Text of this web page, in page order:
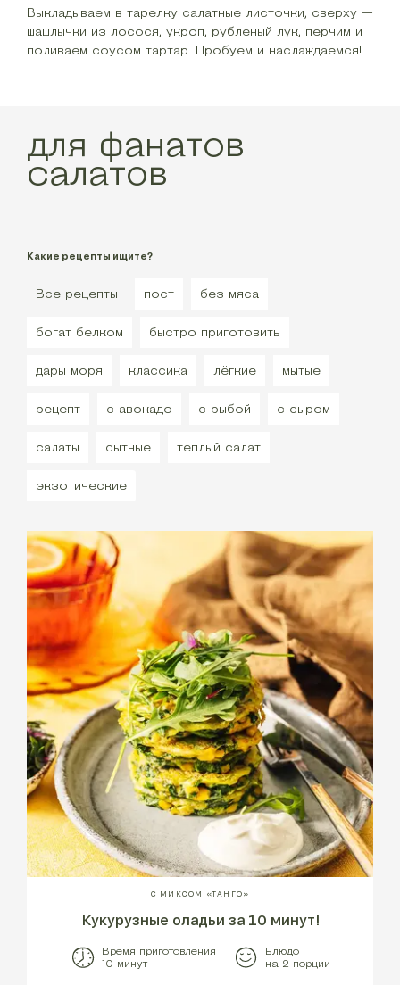
Выкладываем в тарелку салатные листочки, сверху —
шашлычки из лосося, укроп, рубленый лук, перчим и
поливаем соусом тартар. Пробуем и наслаждаемся!
для фанатов
салатов
Какие рецепты ищите?
Все рецепты пост без мяса
богат белком быстро приготовить
дары моря классика лёгкие мытые
рецепт с авокадо с рыбой с сыром
салаты сытные тёплый салат
экзотические
С МИКСОМ «ТАНГО»
Кукурузные оладьи за 10 минут!
Время приготовления
10 минут
Блюдо
на 2 порции